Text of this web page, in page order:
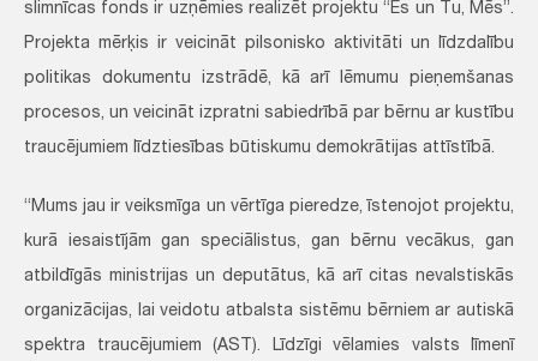
slimnīcas fonds ir uzņēmies realizēt projektu “Es un Tu, Mēs”.
Projekta mērķis ir veicināt pilsonisko aktivitāti un līdzdalību
politikas dokumentu izstrādē, kā arī lēmumu pieņemšanas
procesos, un veicināt izpratni sabiedrībā par bērnu ar kustību
traucējumiem līdztiesības būtiskumu demokrātijas attīstībā.
“Mums jau ir veiksmīga un vērtīga pieredze, īstenojot projektu,
kurā iesaistījām gan speciālistus, gan bērnu vecākus, gan
atbildīgās ministrijas un deputātus, kā arī citas nevalstiskās
organizācijas, lai veidotu atbalsta sistēmu bērniem ar autiskā
spektra traucējumiem (AST). Līdzīgi vēlamies valsts līmenī